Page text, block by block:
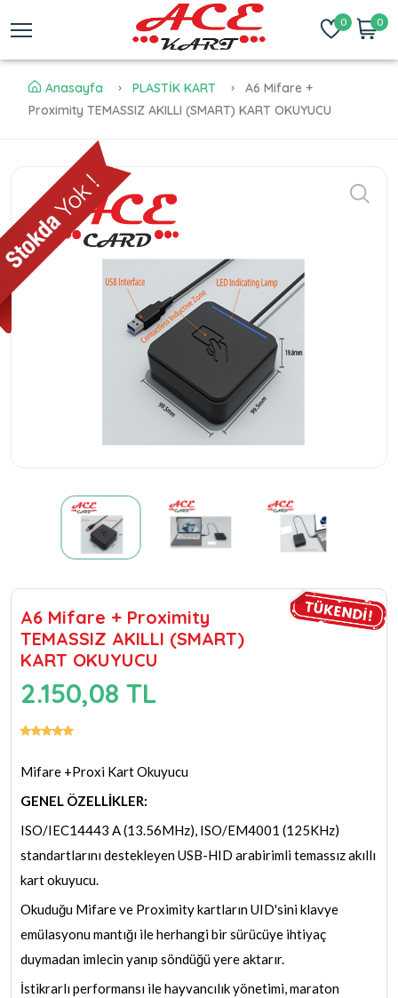
0 0
Anasayfa PLASTİK KART
A6 Mifare +
Proximity TEMASSIZ AKILLI (SMART) KART OKUYUCU
A6 Mifare + Proximity
TEMASSIZ AKILLI (SMART)
KART OKUYUCU
2.150,08 TL
Mifare +Proxi Kart Okuyucu
GENEL ÖZELLİKLER:
ISO/IEC14443 A (13.56MHz), ISO/EM4001 (125KHz)
standartlarını destekleyen USB-HID arabirimli temassız akıllı
kart okuyucu.
Okuduğu Mifare ve Proximity kartların UID'sini klavye
emülasyonu mantığı ile herhangi bir sürücüye ihtiyaç
duymadan imlecin yanıp söndüğü yere aktarır.
İstikrarlı performansı ile hayvancılık yönetimi, maraton